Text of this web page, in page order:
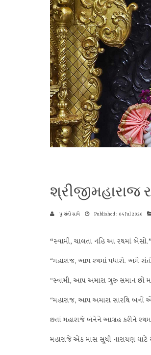
શ્રીજીમહારાજ
પૂ.સંતો સાથે Published : 04 Jul 2026
“સ્વામી, ચાલતા નહિ આ રથમાં બેસો.”
“મહારાજ, આપ રથમાં પધારો. અમે
“સ્વામી, આપ અમારા ગુરુ સમાન છો
“મહારાજ, આપ અમારા સારથિ બનો
છતાં મહારાજે બંનેને આગ્રહ કરીને
મહારાજે એક માસ સુધી નારાયણ ઘાટે